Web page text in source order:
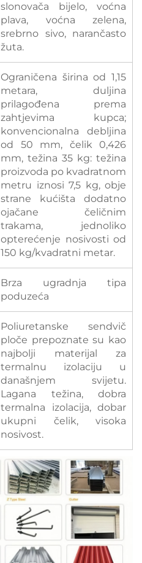
slonovača bijelo, voćna
plava, voćna zelena,
srebrno sivo, narančasto
žuta.
Ograničena širina od 1,15
metara, duljina
prilagođena prema
zahtjevima kupca;
konvencionalna debljina
od 50 mm, čelik 0,426
mm, težina 35 kg: težina
proizvoda po kvadratnom
metru iznosi 7,5 kg, obje
strane kućišta dodatno
ojačane čeličnim
trakama, jednoliko
opterećenje nosivosti od
150 kg/kvadratni metar.
Brza ugradnja tipa
poduzeća
Poliuretanske sendvič
ploče prepoznate su kao
najbolji materijal za
termalnu izolaciju u
današnjem svijetu.
Lagana težina, dobra
termalna izolacija, dobar
ukupni čelik, visoka
nosivost.